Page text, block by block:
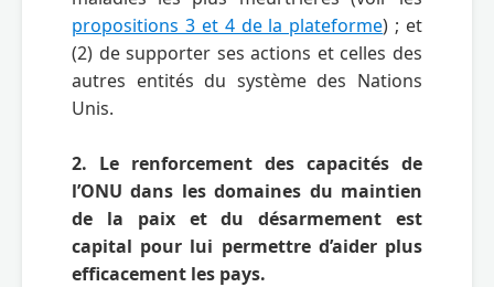
propositions 3 et 4 de la plateforme) ; et
(2) de supporter ses actions et celles des
autres entités du système des Nations
Unis.
2. Le renforcement des capacités de
l’ONU dans les domaines du maintien
de la paix et du désarmement est
capital pour lui permettre d’aider plus
efficacement les pays.